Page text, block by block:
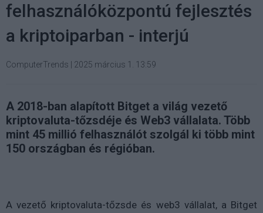
felhasználóközpontú fejlesztés
a kriptoiparban - interjú
ComputerTrends 2025 március 1. 13:59
A 2018-ban alapított Bitget a világ vezető
kriptovaluta-tőzsdéje és Web3 vállalata. Több
mint 45 millió felhasználót szolgál ki több mint
150 országban és régióban.
A vezető kriptovaluta-tőzsde és web3 vállalat, a Bitget